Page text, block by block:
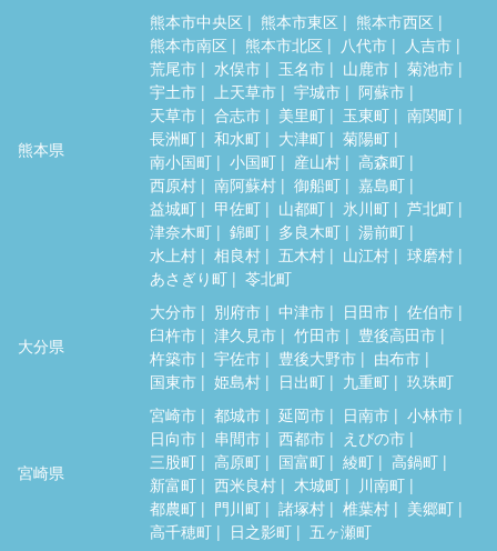
熊本県
熊本市中央区 熊本市東区
熊本市西区
熊本市南区
熊本市北区 八代市
人吉市
荒尾市
水俣市 玉名市 山鹿市
菊池市
宇土市
上天草市 宇城市
阿蘇市
天草市
合志市 美里町 玉東町
南関町
長洲町
和水町 大津町
菊陽町
南小国町
小国町 産山村
高森町
西原村
南阿蘇村 御船町
嘉島町
益城町
甲佐町 山都町 氷川町
芦北町
津奈木町
錦町 多良木町
湯前町
水上村
相良村 五木村 山江村
球磨村
あさぎり町
苓北町
大分県
大分市 別府市 中津市 日田市
佐伯市
臼杵市
津久見市 竹田市
豊後高田市
杵築市
宇佐市 豊後大野市
由布市
国東市
姫島村 日出町 九重町 玖珠町
宮崎県
宮崎市 都城市 延岡市 日南市
小林市
日向市
串間市 西都市
えびの市
三股町
高原町 国富町 綾町
高鍋町
新富町
西米良村 木城町
川南町
都農町
門川町 諸塚村 椎葉村
美郷町
高千穂町
日之影町 五ヶ瀬町